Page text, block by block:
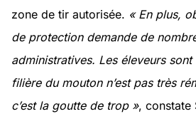
zone de tir autorisée. « En plus,
de protection demande de
administratives. Les éleveurs
filière du mouton n’est pas très
c’est la goutte de trop », constate